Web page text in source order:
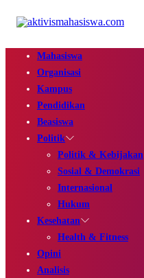
Mahasiswa
Organisasi
Kampus
Pendidikan
Beasiswa
Politik
Politik & Kebijakan
Sosial & Demokrasi
Internasional
Hukum
Kesehatan
Health & Fitness
Opini
Analisis